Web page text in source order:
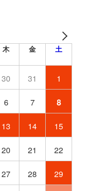
木 金 土
30 31 1
6 7 8
13 14 15
20 21 22
27 28 29